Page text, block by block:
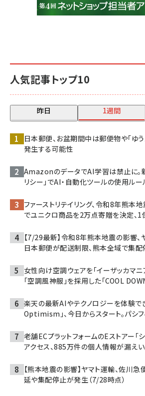
人気記事トップ10
昨日 1週間
日本郵便、お盆期間中は郵便物や「ゆ
発生する可能性
AmazonのデータでAI学習は禁止に。
リシー」でAI・自動化ツールの使用ル
ファーストリテイリング、令和8年熊本
でユニクロ商品を2万点寄贈を決定、
【7/29最新】令和8年熊本地震の影響、
日本郵便が配送制限、熊本全域で集
女性向け空調ウェアを「イーザッカマニ
「空調風神服」を採用した「COOL
楽天の最新AIやテクノロジーを体験で
Optimism」、今日からスタート。パシ
老舗ECプラットフォームのEストアー「
アクセス、885万件の個人情報が漏え
【熊本地震の影響】ヤマト運輸、佐川
延や集配停止が発生（7/28時点）